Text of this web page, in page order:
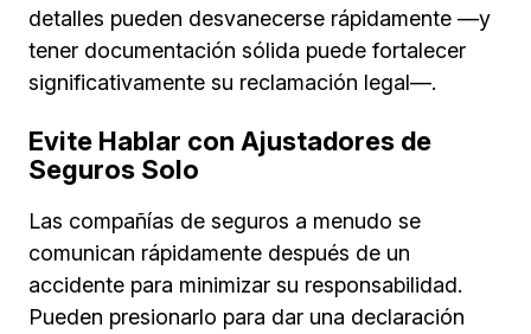
detalles pueden desvanecerse rápidamente —y
tener documentación sólida puede fortalecer
significativamente su reclamación legal—.
Evite Hablar con Ajustadores de
Seguros Solo
Las compañías de seguros a menudo se
comunican rápidamente después de un
accidente para minimizar su responsabilidad.
Pueden presionarlo para dar una declaración